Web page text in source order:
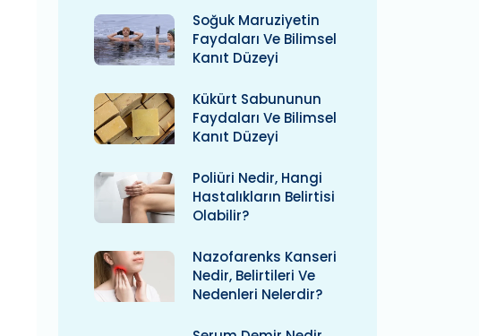
Soğuk Maruziyetin
Faydaları Ve Bilimsel
Kanıt Düzeyi
Kükürt Sabununun
Faydaları Ve Bilimsel
Kanıt Düzeyi
Poliüri Nedir, Hangi
Hastalıkların Belirtisi
Olabilir?
Nazofarenks Kanseri
Nedir, Belirtileri Ve
Nedenleri Nelerdir?